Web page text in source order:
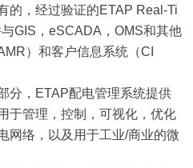
的，经过验证的ETAP Real-Ti
GIS，eSCADA，OMS和其他
）和客户信息系统（CI
分，ETAP配电管理系统提供
于管理，控制，可视化，优化
网络，以及用于工业/商业的微